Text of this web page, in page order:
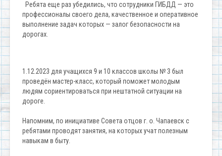
Ребята еще раз убедились, что сотрудники ГИБДД — это
профессионалы своего дела, качественное и оперативное
выполнение задач которых — залог безопасности на
дорогах.
1.12.2023 для учащихся 9 и 10 классов школы № 3 был
проведён мастер-класс, который поможет молодым
людям сориентироваться при нештатной ситуации на
дороге.
Напомним, по инициативе Совета отцов г. о. Чапаевск с
ребятами проводят занятия, на которых учат полезным
навыкам в быту.